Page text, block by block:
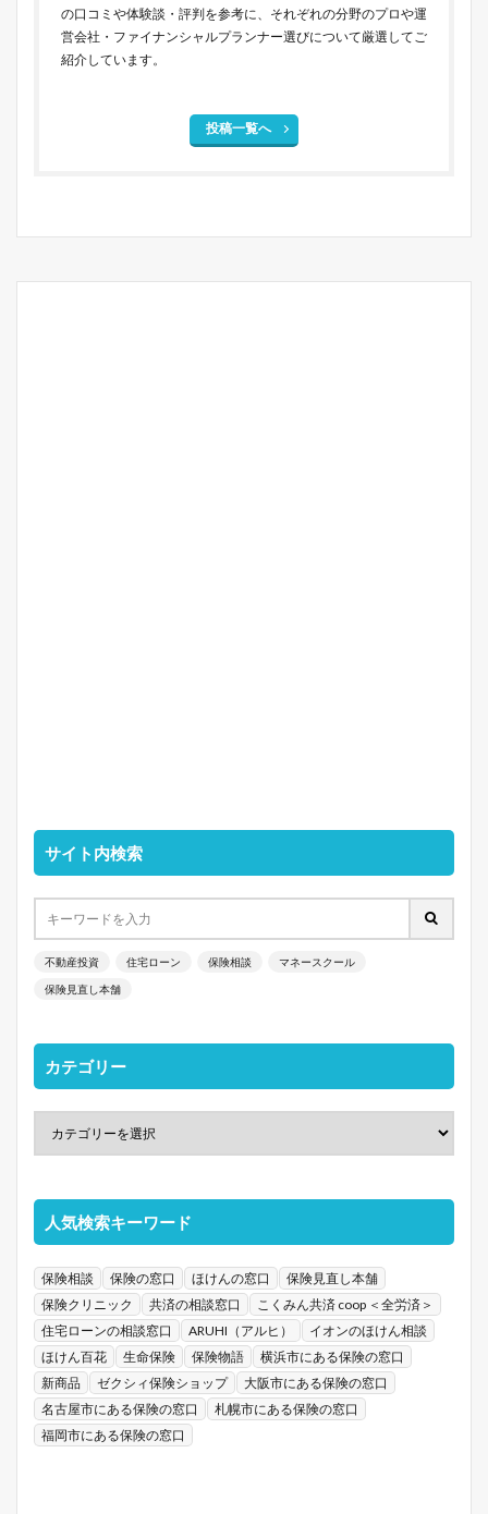
の口コミや体験談・評判を参考に、それぞれの分野のプロや運
営会社・ファイナンシャルプランナー選びについて厳選してご
紹介しています。
投稿一覧へ
サイト内検索
不動産投資 住宅ローン 保険相談 マネースクール
保険見直し本舗
カテゴリー
人気検索キーワード
保険相談 保険の窓口 ほけんの窓口
保険見直し本舗
保険クリニック
共済の相談窓口
こくみん共済 coop ＜全労済＞
住宅ローンの相談窓口
ARUHI（アルヒ）
イオンのほけん相談
ほけん百花
生命保険 保険物語
横浜市にある保険の窓口
新商品
ゼクシィ保険ショップ
大阪市にある保険の窓口
名古屋市にある保険の窓口
札幌市にある保険の窓口
福岡市にある保険の窓口